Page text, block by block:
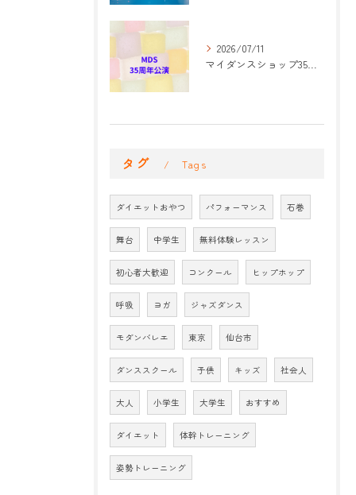
2026/07/11
マイダンスショップ35周年記念公演 振付開始
タグ Tags
ダイエットおやつ パフォーマンス 石巻
舞台 中学生 無料体験レッスン
初心者大歓迎 コンクール ヒップホップ
呼吸 ヨガ ジャズダンス
モダンバレエ 東京 仙台市
ダンススクール 子供 キッズ 社会人
大人 小学生 大学生 おすすめ
ダイエット 体幹トレーニング
姿勢トレーニング